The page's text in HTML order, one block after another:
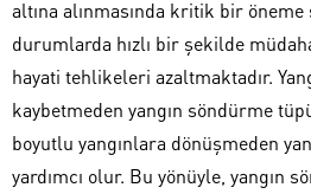
altına alınmasında kritik bir
durumlarda hızlı bir şekilde
hayati tehlikeleri azaltmaktadır.
kaybetmeden yangın söndürme
boyutlu yangınlara dönüşmeden
yardımcı olur. Bu yönüyle, yangın